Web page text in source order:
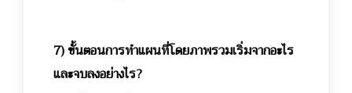
7) ขั้นตอนการทำแผนที่โดยภาพรวมเริ่มจากอะไร
และจบลงอย่างไร?